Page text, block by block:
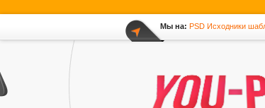
Мы на: PSD Исходники